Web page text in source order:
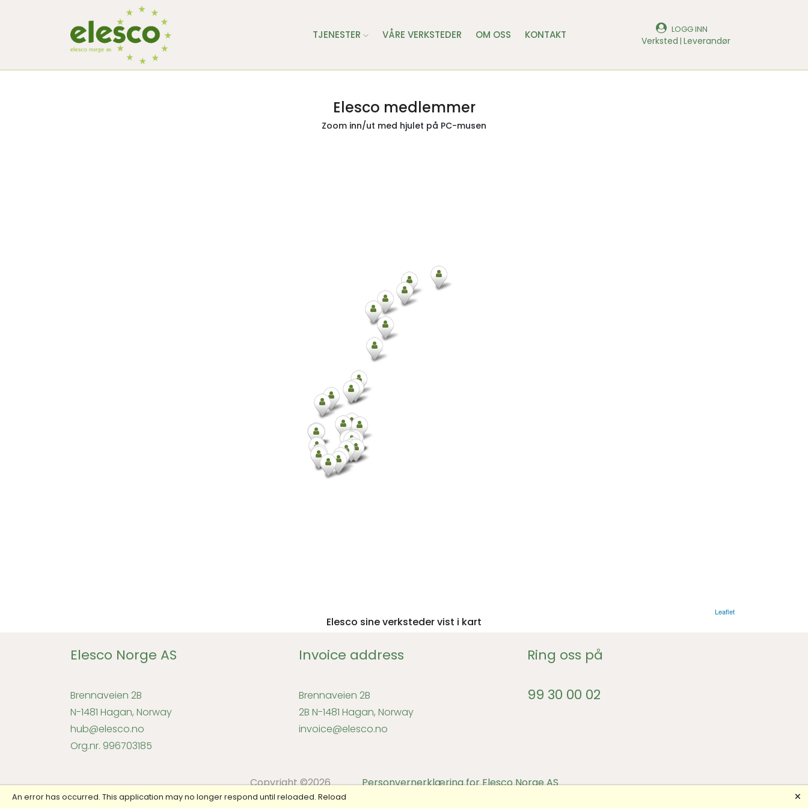
TJENESTER VÅRE VERKSTEDER OM OSS KONTAKT LOGG INN
Verksted | Leverandør
Elesco medlemmer
Zoom inn/ut med hjulet på PC-musen
Leaflet
Elesco sine verksteder vist i kart
Elesco Norge AS
Brennaveien 2B
N-1481 Hagan, Norway
hub@elesco.no
Org.nr. 996703185
Invoice address
Brennaveien 2B
2B N-1481 Hagan, Norway
invoice@elesco.no
Ring oss på
99 30 00 02
Copyright ©2026 Personvernerklæring for Elesco Norge AS
An error has occurred. This application may no longer respond until reloaded. Reload 🗙